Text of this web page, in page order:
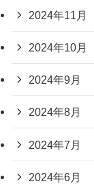
2024年11月
2024年10月
2024年9月
2024年8月
2024年7月
2024年6月